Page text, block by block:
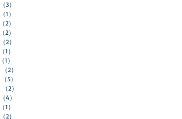
（3）
（1）
（2）
（2）
（2）
（1）
（1）
（2）
（5）
（2）
（4）
（1）
（2）